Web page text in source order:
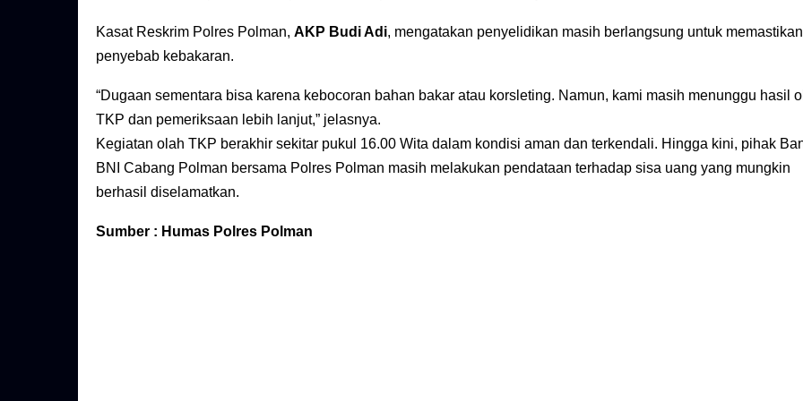
Kasat Reskrim Polres Polman, AKP Budi Adi, mengatakan penyelidikan masih berlangsung untuk memastikan
penyebab kebakaran.
“Dugaan sementara bisa karena kebocoran bahan bakar atau korsleting. Namun, kami masih menunggu hasil
TKP dan pemeriksaan lebih lanjut,” jelasnya.
Kegiatan olah TKP berakhir sekitar pukul 16.00 Wita dalam kondisi aman dan terkendali. Hingga kini, pihak
BNI Cabang Polman bersama Polres Polman masih melakukan pendataan terhadap sisa uang yang mungkin
berhasil diselamatkan.
Sumber : Humas Polres Polman